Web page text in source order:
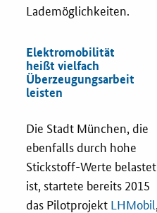
Lademöglichkeiten.
Elektromobilität
heißt vielfach
Überzeugungsarbeit
leisten
Die Stadt München, die
ebenfalls durch hohe
Stickstoff-Werte belastet
ist, startete bereits 2015
das Pilotprojekt LHMobil